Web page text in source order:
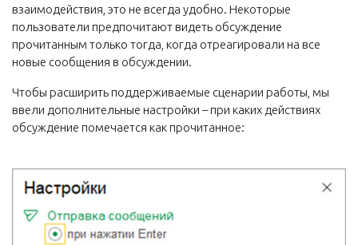
взаимодействия, это не всегда удобно. Некоторые
пользователи предпочитают видеть обсуждение
прочитанным только тогда, когда отреагировали на все
новые сообщения в обсуждении.
Чтобы расширить поддерживаемые сценарии работы, мы
ввели дополнительные настройки – при каких действиях
обсуждение помечается как прочитанное: